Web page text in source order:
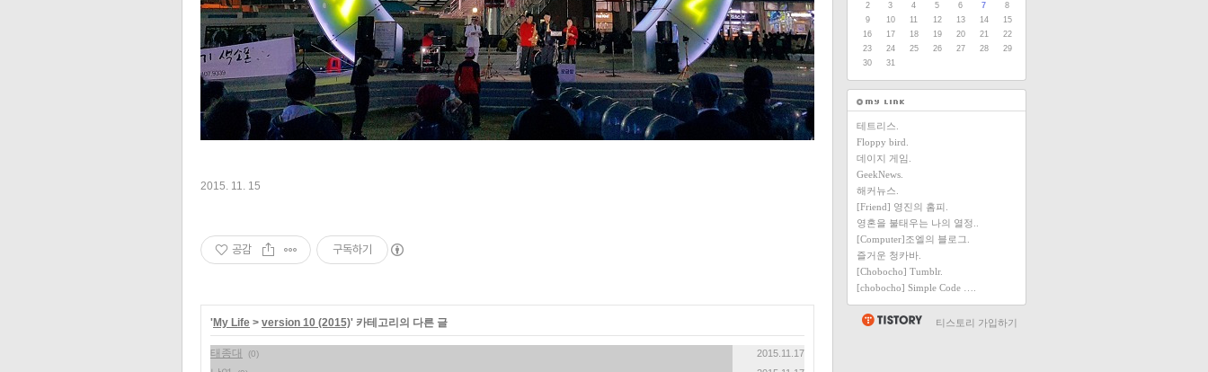
2015. 11. 15
공감 구독하기
'My Life > version 10 (2015)' 카테고리의 다른 글
태종대 (0) 2015.11.17
2
3 4 5 6 7
8
9
10 11 12 13 14
15
16
17 18 19 20 21
22
23
24 25 26 27 28
29
30
31
테트리스.
Floppy bird.
데이지 게임.
GeekNews.
해커뉴스.
[Friend] 영진의 홈피.
영혼을 불태우는 나의 열정..
[Computer]조엘의 블로그.
즐거운 청카바.
[Chobocho] Tumblr.
[chobocho] Simple Code ….
티스토리 가입하기